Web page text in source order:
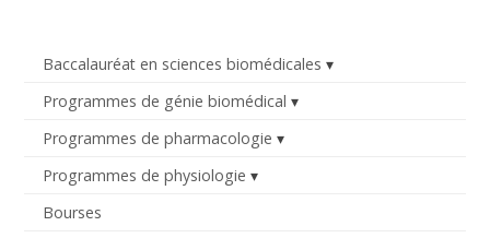
Baccalauréat en sciences biomédicales
Programmes de génie biomédical
Programmes de pharmacologie
Programmes de physiologie
Bourses